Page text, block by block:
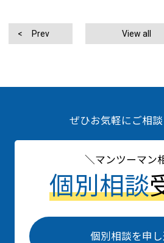
Prev View all
ぜひお気軽にご相
マンツーマン
個別相談
個別相談を申